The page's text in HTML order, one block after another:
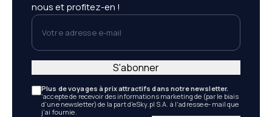
nous et profitez-en !
Votre adresse e-mail
Plus de voyages à prix attractifs dans notre newsletter.
'accepte de recevoir des informations marketing de (par le biais
d'une newsletter) de la part d'eSky.pl S.A. à l'adresse e-mail que
j'ai fournie.
S'abonner